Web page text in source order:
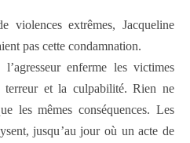
violences extrêmes, Jacqueline
pas cette condamnation.
enferme les victimes
et la culpabilité. Rien ne
les mêmes conséquences. Les
jusqu’au jour où un acte de